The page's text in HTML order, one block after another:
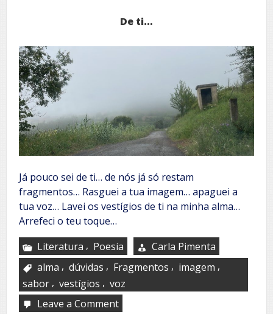
De ti…
Já pouco sei de ti… de nós já só restam
fragmentos… Rasguei a tua imagem… apaguei a
tua voz… Lavei os vestígios de ti na minha alma…
Arrefeci o teu toque…
Literatura , Poesia
Carla Pimenta
alma , dúvidas , Fragmentos , imagem ,
sabor , vestígios , voz
Leave a Commenton